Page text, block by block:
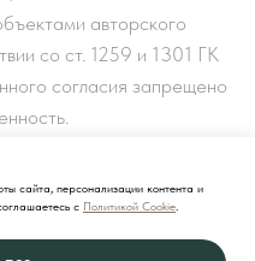
сайта, персонализации контента и
с Политикой Cookie.